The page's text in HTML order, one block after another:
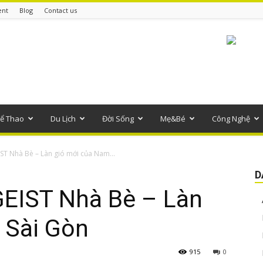
Blog Contact us
Thao Du Lịch Đời Sống Mẹ&Bé Công Nghệ
Nhà Bè – Làn gió mới của Nam...
Nhà Bè – Làn
Gòn
0
915